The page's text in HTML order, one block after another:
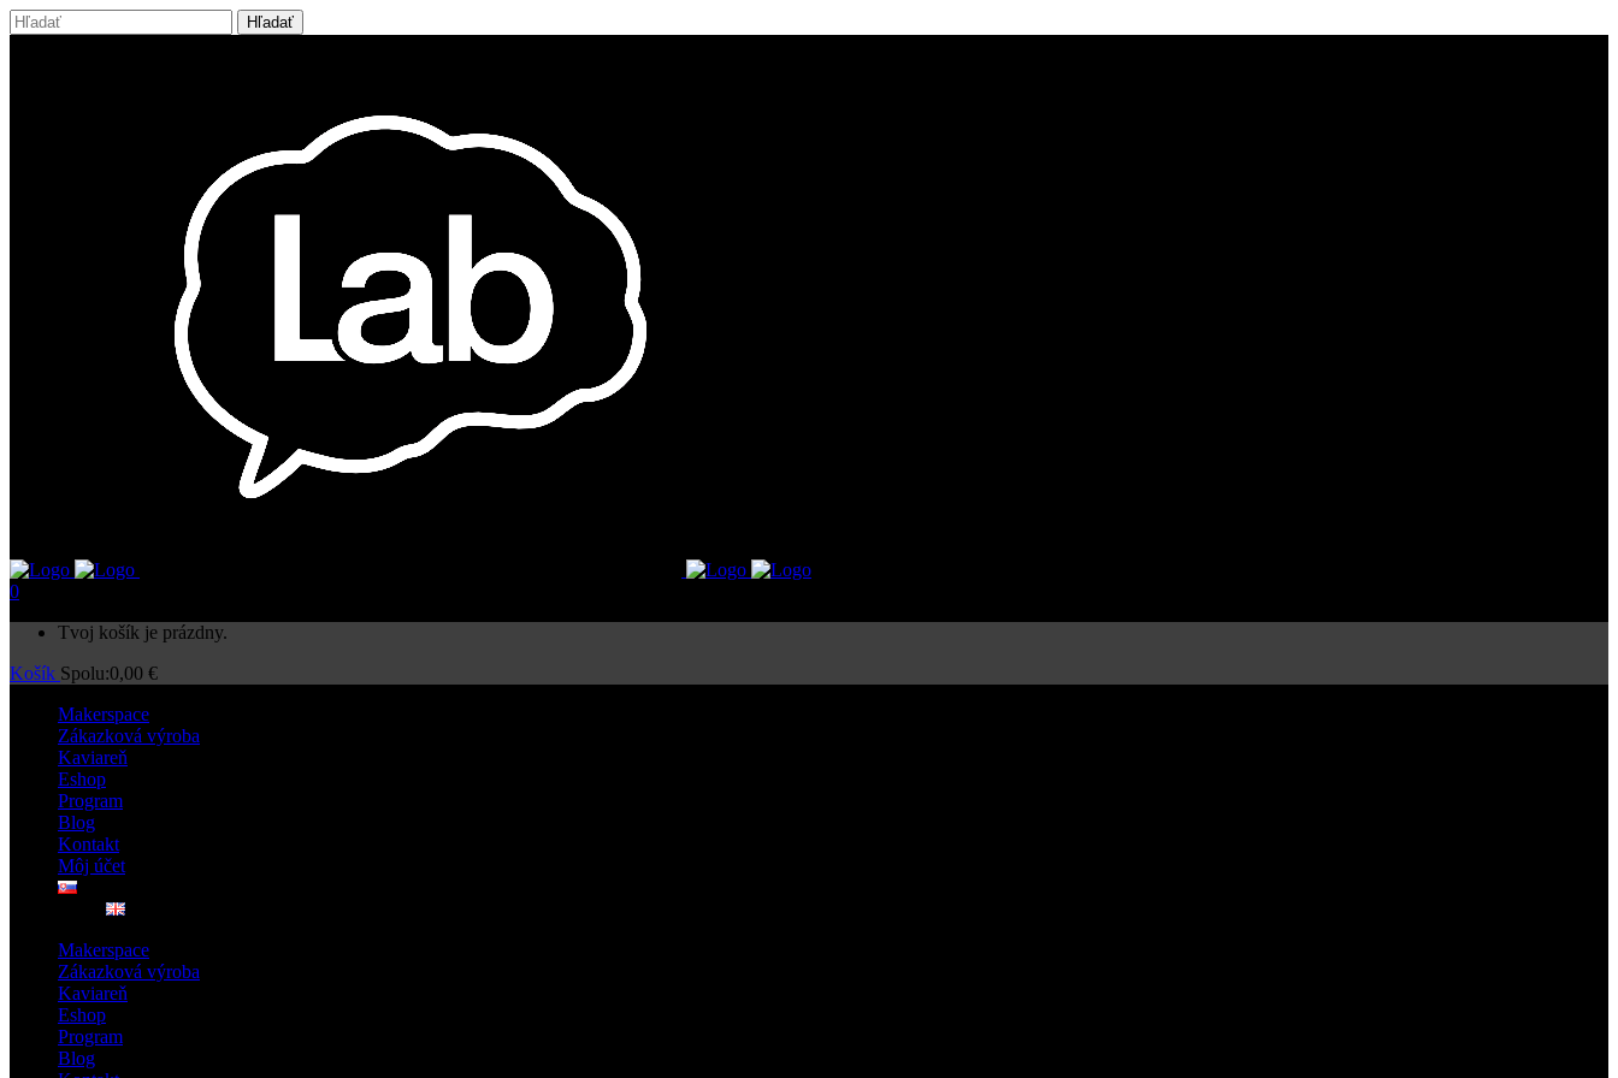
0
Tvoj košík je prázdny.
Košík Spolu:0,00 €
Makerspace
Zákazková výroba
Kaviareň
Eshop
Program
Blog
Kontakt
Môj účet
Makerspace
Zákazková výroba
Kaviareň
Eshop
Program
Blog